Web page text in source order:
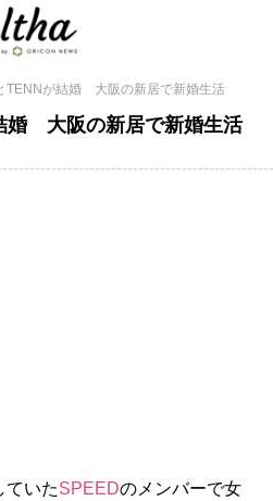
TENNが結婚 大阪の新居で新婚生活
婚 大阪の新居で新婚生活
いたSPEEDのメンバーで女